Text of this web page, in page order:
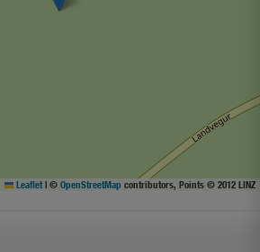
Leaflet | © OpenStreetMap contributors, Points © 2012 LINZ